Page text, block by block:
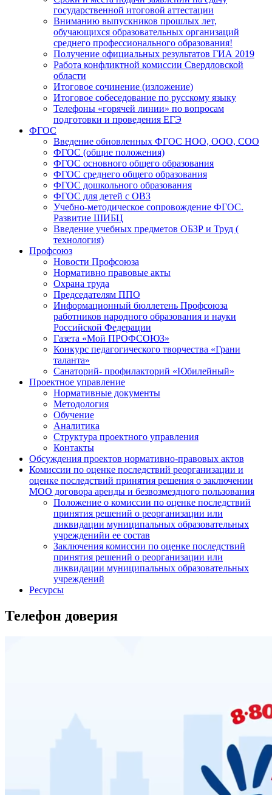
государственной итоговой аттестации
Вниманию выпускников прошлых лет,
обучающихся образовательных организаций
среднего профессионального образования!
Получение официальных результатов ГИА 2019
Работа конфликтной комиссии Свердловской
области
Итоговое сочинение (изложение)
Итоговое собеседование по русскому языку
Телефоны «горячей линии» по вопросам
подготовки и проведения ЕГЭ
ФГОС
Введение обновленных ФГОС НОО, ООО, СОО
ФГОС (общие положения)
ФГОС основного общего образования
ФГОС среднего общего образования
ФГОС дошкольного образования
ФГОС для детей с ОВЗ
Учебно-методическое сопровождение ФГОС.
Развитие ШИБЦ
Введение учебных предметов ОБЗР и Труд (
технология)
Профсоюз
Новости Профсоюза
Нормативно правовые акты
Охрана труда
Председателям ППО
Информационный бюллетень Профсоюза
работников народного образования и науки
Российской Федерации
Газета «Мой ПРОФСОЮЗ»
Конкурс педагогического творчества «Грани
таланта»
Санаторий- профилакторий «Юбилейный»
Проектное управление
Нормативные документы
Методология
Обучение
Аналитика
Структура проектного управления
Контакты
Обсуждения проектов нормативно-правовых актов
Комиссии по оценке последствий реорганизации и
оценке последствий принятия решения о заключении
МОО договора аренды и безвозмездного пользования
Положение о комиссии по оценке последствий
принятия решений о реорганизации или
ликвидации муниципальных образовательных
учрежденийи ее состав
Заключения комиссии по оценке последствий
принятия решений о реорганизации или
ликвидации муниципальных образовательных
учреждений
Ресурсы
Телефон доверия